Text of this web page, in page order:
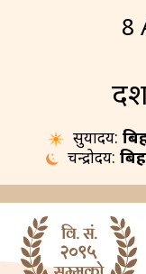
8
सुर्योदय:
चन्द्रोदय: